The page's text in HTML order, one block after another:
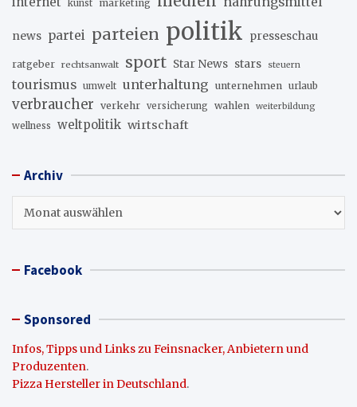
kunst marketing
news partei parteien politik presseschau
ratgeber rechtsanwalt sport Star News stars steuern
tourismus umwelt unterhaltung unternehmen urlaub
verbraucher verkehr versicherung wahlen weiterbildung
wellness weltpolitik wirtschaft
Archiv
Facebook
Sponsored
Infos, Tipps und Links zu Feinsnacker, Anbietern und
Produzenten.
Pizza Hersteller in Deutschland.